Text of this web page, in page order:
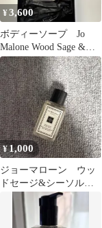
¥3,600
ボディーソープ Jo
Malone Wood Sage &
Sea Salt
¥1,000
ジョーマローン ウッ
ドセージ&シーソル
ト ボディ&ハンドウ
ォッシュ 15ml